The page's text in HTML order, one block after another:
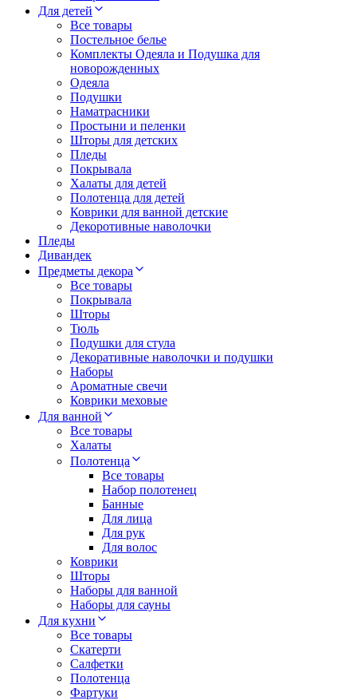
Для детей
Все товары
Постельное белье
Комплекты Одеяла и Подушка для
новорожденных
Одеяла
Подушки
Наматрасники
Простыни и пеленки
Шторы для детских
Пледы
Покрывала
Халаты для детей
Полотенца для детей
Коврики для ванной детские
Декоротивные наволочки
Пледы
Дивандек
Предметы декора
Все товары
Покрывала
Шторы
Тюль
Подушки для стула
Декоративные наволочки и подушки
Наборы
Ароматные свечи
Коврики меховые
Для ванной
Все товары
Халаты
Полотенца
Все товары
Набор полотенец
Банные
Для лица
Для рук
Для волос
Коврики
Шторы
Наборы для ванной
Наборы для сауны
Для кухни
Все товары
Скатерти
Салфетки
Полотенца
Фартуки